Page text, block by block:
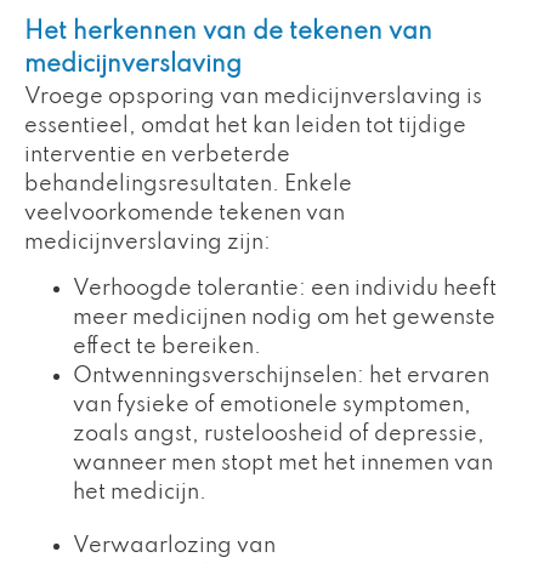
Het herkennen van de tekenen van
medicijnverslaving
Vroege opsporing van medicijnverslaving is
essentieel, omdat het kan leiden tot tijdige
interventie en verbeterde
behandelingsresultaten. Enkele
veelvoorkomende tekenen van
medicijnverslaving zijn:
Verhoogde tolerantie: een individu heeft
meer medicijnen nodig om het gewenste
effect te bereiken.
Ontwenningsverschijnselen: het ervaren
van fysieke of emotionele symptomen,
zoals angst, rusteloosheid of depressie,
wanneer men stopt met het innemen van
het medicijn.
Verwaarlozing van